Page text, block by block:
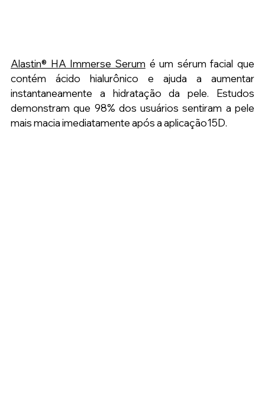
Alastin® HA Immerse Serum é um sérum facial que
contém ácido hialurônico e ajuda a aumentar
instantaneamente a hidratação da pele. Estudos
demonstram que 98% dos usuários sentiram a pele
mais macia imediatamente após a aplicação15D.